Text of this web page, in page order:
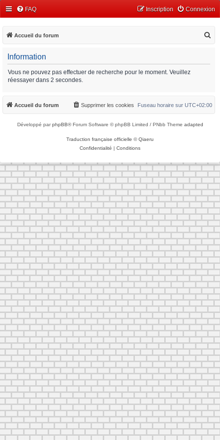
FAQ Connexion
Inscription
Accueil du forum
c
Information
Vous ne pouvez pas effectuer de recherche pour le moment. Veuillez
réessayer dans 2 secondes.
Accueil du forum Fuseau horaire sur UTC+02:00
Supprimer les cookies
Développé parphpBB® Forum Software © phpBB Limited / PNbb Theme adapted
Traduction française officielle ©Qiaeru
Confidentialité | Conditions